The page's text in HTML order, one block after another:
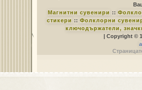
Магнитни сувенири ::
стикери :: Фолклорни
ключодържатели,
| Copyright ©